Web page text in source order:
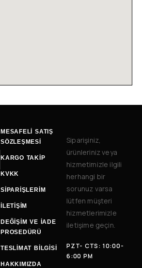
MESAFELİ SATIŞ
SÖZLEŞMESİ
KARGO TAKİP
KVKK
SİPARİŞLERİM
İLETIŞIM
DEĞIŞIM VE İADE
PROSEDÜRÜ
TESLIMAT BILGISI
HAKKIMIZDA
Siparişiniz,
ürünleriniz veya
hizmetimizle ilgili
herhangi bir
sorunuz varsa
lütfen müşteri
hizmetlerimizle
iletişime geçin.
PZT- CTS: 10:00-
6:00 PM